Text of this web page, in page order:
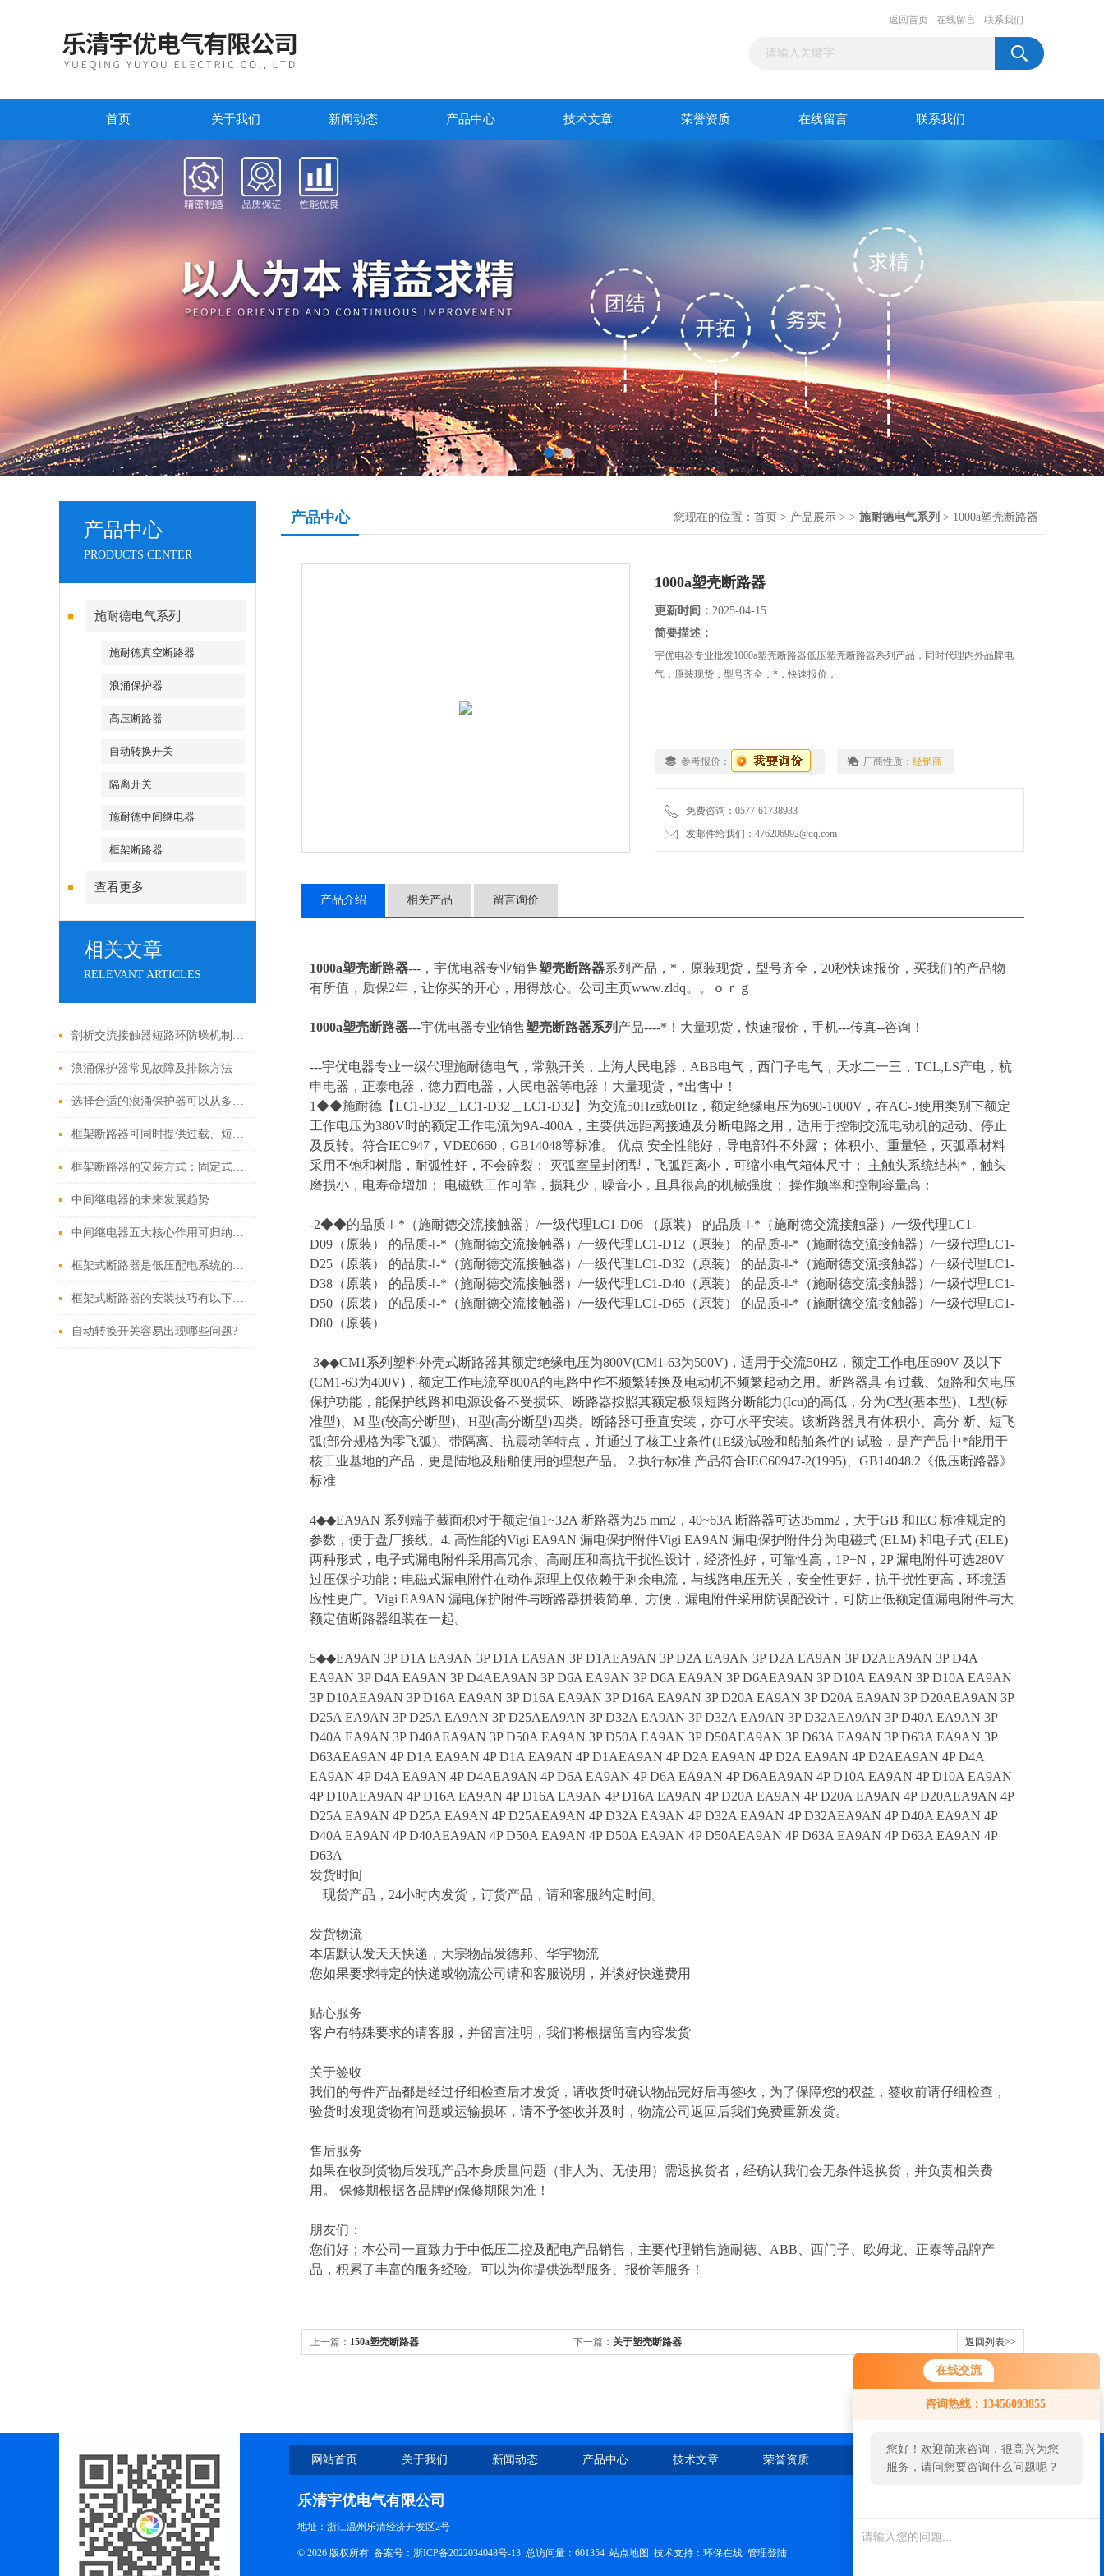
在线交流
咨询热线：13456093855
您好！欢迎前来咨询，很高兴为您
服务，请问您要咨询什么问题呢？
您好，看您停留很久了，是否找到
了需求产品，您可以直接在线与我
返回首页 在线留言 联系我们
首页 关于我们 新闻动态 产品中心 技术文章 荣誉资质 在线留言 联系我们
产品中心
PRODUCTS CENTER
施耐德电气系列
施耐德真空断路器
浪涌保护器
高压断路器
自动转换开关
隔离开关
施耐德中间继电器
框架断路器
查看更多
相关文章
RELEVANT ARTICLES
剖析交流接触器短路环防噪机制与电气安全操作红线
浪涌保护器常见故障及排除方法
选择合适的浪涌保护器可以从多个角度探讨
框架断路器可同时提供过载、短路、漏电保护功能
框架断路器的安装方式：固定式，插入式，抽出式
中间继电器的未来发展趋势
中间继电器五大核心作用可归纳如下
框架式断路器是低压配电系统的核心保护设备
框架式断路器的安装技巧有以下这些
自动转换开关容易出现哪些问题?
产品中心 您现在的位置： 首页 > 产品展示 > > 施耐德电气系列 > 1000a塑壳断路器
1000a塑壳断路器
更新时间： 2025-04-15
简要描述：
宇优电器专业批发1000a塑壳断路器低压塑壳断路器系列产品，同时代理内外品牌电
气，原装现货，型号齐全，*，快速报价，
参考报价： 厂商性质： 经销商
免费咨询：0577-61738933
发邮件给我们：476206992@qq.com
产品介绍 相关产品 留言询价
1000a塑壳断路器---，宇优电器专业销售塑壳断路器系列产品，*，原装现货，型号齐全，20秒快速报价，买我们的产品物
有所值，质保2年，让你买的开心，用得放心。公司主页www.zldq。。ｏｒｇ
1000a塑壳断路器---宇优电器专业销售塑壳断路器系列 产品----*！大量现货，快速报价，手机---传真--咨询！
---宇优电器专业一级代理施耐德电气，常熟开关，上海人民电器，ABB电气，西门子电气，天水二一三，TCL,LS产电，杭
申电器，正泰电器，德力西电器，人民电器等电器！大量现货，*出售中！
1◆◆施耐德【LC1-D32＿LC1-D32＿LC1-D32】为交流50Hz或60Hz，额定绝缘电压为690-1000V，在AC-3使用类别下额定
工作电压为380V时的额定工作电流为9A-400A，主要供远距离接通及分断电路之用，适用于控制交流电动机的起动、停止
及反转。符合IEC947，VDE0660，GB14048等标准。 优点 安全性能好，导电部件不外露； 体积小、重量轻，灭弧罩材料
采用不饱和树脂，耐弧性好，不会碎裂； 灭弧室呈封闭型，飞弧距离小，可缩小电气箱体尺寸； 主触头系统结构*，触头
磨损小，电寿命增加； 电磁铁工作可靠，损耗少，噪音小，且具很高的机械强度； 操作频率和控制容量高；
-2◆◆的品质-‖-*（施耐德交流接触器）/一级代理LC1-D06 （原装） 的品质-‖-*（施耐德交流接触器）/一级代理LC1-
D09（原装） 的品质-‖-*（施耐德交流接触器）/一级代理LC1-D12（原装） 的品质-‖-*（施耐德交流接触器）/一级代理LC1-
D25（原装） 的品质-‖-*（施耐德交流接触器）/一级代理LC1-D32（原装） 的品质-‖-*（施耐德交流接触器）/一级代理LC1-
D38（原装） 的品质-‖-*（施耐德交流接触器）/一级代理LC1-D40（原装） 的品质-‖-*（施耐德交流接触器）/一级代理LC1-
D50（原装） 的品质-‖-*（施耐德交流接触器）/一级代理LC1-D65（原装） 的品质-‖-*（施耐德交流接触器）/一级代理LC1-
D80（原装）
3◆◆CM1系列塑料外壳式断路器其额定绝缘电压为800V(CM1-63为500V)，适用于交流50HZ，额定工作电压690V 及以下
(CM1-63为400V)，额定工作电流至800A的电路中作不频繁转换及电动机不频繁起动之用。断路器具 有过载、短路和欠电压
保护功能，能保护线路和电源设备不受损坏。断路器按照其额定极限短路分断能力(Icu)的高低，分为C型(基本型)、L型(标
准型)、M 型(较高分断型)、H型(高分断型)四类。断路器可垂直安装，亦可水平安装。该断路器具有体积小、高分 断、短飞
弧(部分规格为零飞弧)、带隔离、抗震动等特点，并通过了核工业条件(1E级)试验和船舶条件的 试验，是产产品中*能用于
核工业基地的产品，更是陆地及船舶使用的理想产品。 2.执行标准 产品符合IEC60947-2(1995)、GB14048.2《低压断路器》
标准
4◆◆EA9AN 系列端子截面积对于额定值1~32A 断路器为25 mm2，40~63A 断路器可达35mm2，大于GB 和IEC 标准规定的
参数，便于盘厂接线。4. 高性能的Vigi EA9AN 漏电保护附件Vigi EA9AN 漏电保护附件分为电磁式 (ELM) 和电子式 (ELE)
两种形式，电子式漏电附件采用高冗余、高耐压和高抗干扰性设计，经济性好，可靠性高，1P+N，2P 漏电附件可选280V
过压保护功能；电磁式漏电附件在动作原理上仅依赖于剩余电流，与线路电压无关，安全性更好，抗干扰性更高，环境适
应性更广。Vigi EA9AN 漏电保护附件与断路器拼装简单、方便，漏电附件采用防误配设计，可防止低额定值漏电附件与大
额定值断路器组装在一起。
5◆◆EA9AN 3P D1A EA9AN 3P D1A EA9AN 3P D1AEA9AN 3P D2A EA9AN 3P D2A EA9AN 3P D2AEA9AN 3P D4A
EA9AN 3P D4A EA9AN 3P D4AEA9AN 3P D6A EA9AN 3P D6A EA9AN 3P D6AEA9AN 3P D10A EA9AN 3P D10A EA9AN
3P D10AEA9AN 3P D16A EA9AN 3P D16A EA9AN 3P D16A EA9AN 3P D20A EA9AN 3P D20A EA9AN 3P D20AEA9AN 3P
D25A EA9AN 3P D25A EA9AN 3P D25AEA9AN 3P D32A EA9AN 3P D32A EA9AN 3P D32AEA9AN 3P D40A EA9AN 3P
D40A EA9AN 3P D40AEA9AN 3P D50A EA9AN 3P D50A EA9AN 3P D50AEA9AN 3P D63A EA9AN 3P D63A EA9AN 3P
D63AEA9AN 4P D1A EA9AN 4P D1A EA9AN 4P D1AEA9AN 4P D2A EA9AN 4P D2A EA9AN 4P D2AEA9AN 4P D4A
EA9AN 4P D4A EA9AN 4P D4AEA9AN 4P D6A EA9AN 4P D6A EA9AN 4P D6AEA9AN 4P D10A EA9AN 4P D10A EA9AN
4P D10AEA9AN 4P D16A EA9AN 4P D16A EA9AN 4P D16A EA9AN 4P D20A EA9AN 4P D20A EA9AN 4P D20AEA9AN 4P
D25A EA9AN 4P D25A EA9AN 4P D25AEA9AN 4P D32A EA9AN 4P D32A EA9AN 4P D32AEA9AN 4P D40A EA9AN 4P
D40A EA9AN 4P D40AEA9AN 4P D50A EA9AN 4P D50A EA9AN 4P D50AEA9AN 4P D63A EA9AN 4P D63A EA9AN 4P
D63A
发货时间
现货产品，24小时内发货，订货产品，请和客服约定时间。
发货物流
本店默认发天天快递，大宗物品发德邦、华宇物流
您如果要求特定的快递或物流公司请和客服说明，并谈好快递费用
贴心服务
客户有特殊要求的请客服，并留言注明，我们将根据留言内容发货
关于签收
我们的每件产品都是经过仔细检查后才发货，请收货时确认物品完好后再签收，为了保障您的权益，签收前请仔细检查，
验货时发现货物有问题或运输损坏，请不予签收并及时，物流公司返回后我们免费重新发货。
售后服务
如果在收到货物后发现产品本身质量问题（非人为、无使用）需退换货者，经确认我们会无条件退换货，并负责相关费
用。 保修期根据各品牌的保修期限为准！
朋友们：
您们好；本公司一直致力于中低压工控及配电产品销售，主要代理销售施耐德、ABB、西门子、欧姆龙、正泰等品牌产
品，积累了丰富的服务经验。可以为你提供选型服务、报价等服务！
上一篇： 150a塑壳断路器 下一篇： 关于塑壳断路器 返回列表>>
网站首页 关于我们 新闻动态 产品中心 技术文章 荣誉资质 在线留言 联系我们
乐清宇优电气有限公司
地址：浙江温州乐清经济开发区2号
© 2026 版权所有 备案号：浙ICP备2022034048号-13 总访问量：601354 站点地图 技术支持： 环保在线 管理登陆